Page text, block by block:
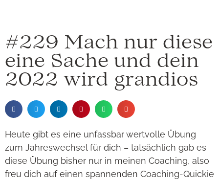
#229 Mach nur diese
eine Sache und dein
2022 wird grandios
Heute gibt es eine unfassbar wertvolle Übung
zum Jahreswechsel für dich – tatsächlich gab es
diese Übung bisher nur in meinen Coaching, also
freu dich auf einen spannenden Coaching-Quickie